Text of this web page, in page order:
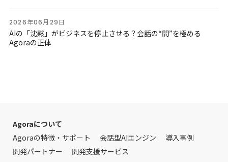
2026年06月29日
AIの「沈黙」がビジネスを停止させる？会話の“間”を極める
Agoraの正体
Agoraについて
Agoraの特徴・サポート
会話型AIエンジン
導入事例
開発パートナー
開発支援サービス